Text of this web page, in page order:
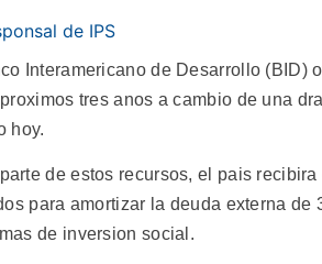
de IPS
Interamericano de Desarrollo (BID)
tres anos a cambio de una
hoy.
de estos recursos, el pais
para amortizar la deuda externa
de inversion social.